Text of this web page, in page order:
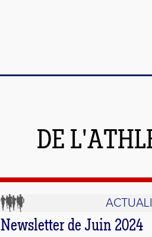
DE
Newsletter de Juin 2024